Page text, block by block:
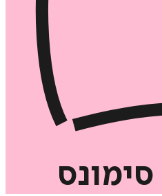
סימונס